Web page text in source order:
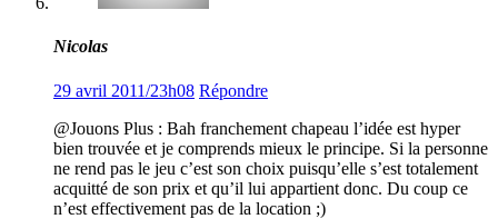
Nicolas
29 avril 2011/23h08 Répondre
@Jouons Plus : Bah franchement chapeau l’idée est hyper
bien trouvée et je comprends mieux le principe. Si la personne
ne rend pas le jeu c’est son choix puisqu’elle s’est totalement
acquitté de son prix et qu’il lui appartient donc. Du coup ce
n’est effectivement pas de la location ;)